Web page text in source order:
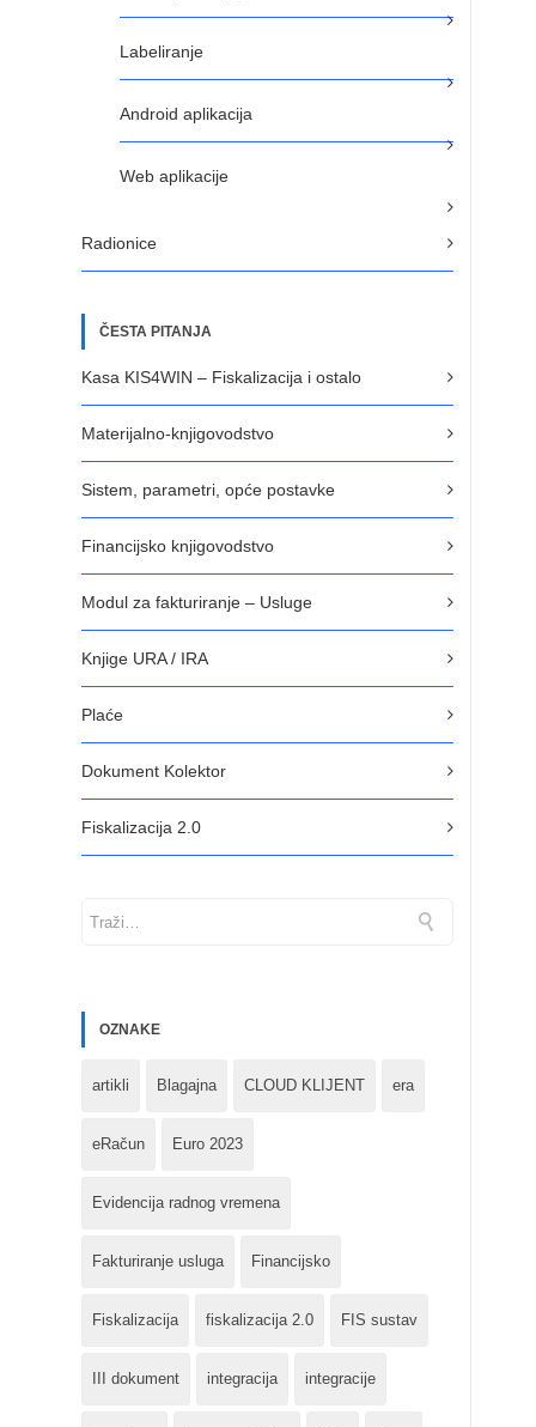
Labeliranje
Android aplikacija
Web aplikacije
Radionice
ČESTA PITANJA
Kasa KIS4WIN – Fiskalizacija i ostalo
Materijalno-knjigovodstvo
Sistem, parametri, opće postavke
Financijsko knjigovodstvo
Modul za fakturiranje – Usluge
Knjige URA / IRA
Plaće
Dokument Kolektor
Fiskalizacija 2.0
OZNAKE
artikli Blagajna CLOUD KLIJENT era
eRačun Euro 2023
Evidencija radnog vremena
Fakturiranje usluga Financijsko
Fiskalizacija fiskalizacija 2.0 FIS sustav
III dokument integracija integracije